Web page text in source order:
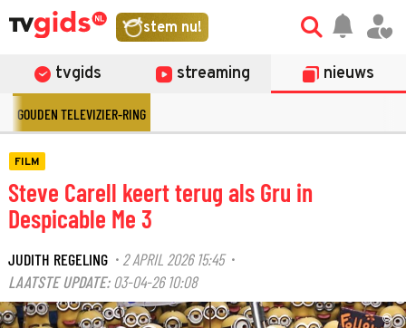
stem nu!
tvgids streaming nieuws
GOUDEN TELEVIZIER-RING
FILM
Steve Carell keert terug als Gru in
Despicable Me 3
JUDITH REGELING · 2 APRIL 2026 15:45·
LAATSTE UPDATE: 03-04-26 10:08
©